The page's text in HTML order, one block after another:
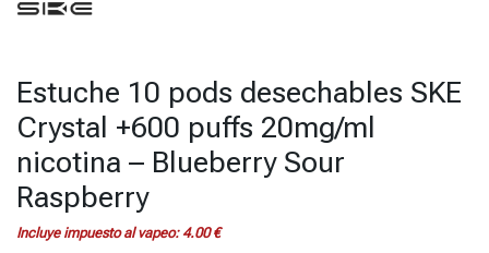
Estuche 10 pods desechables SKE
Crystal +600 puffs 20mg/ml
nicotina – Blueberry Sour
Raspberry
Incluye impuesto al vapeo: 4.00€